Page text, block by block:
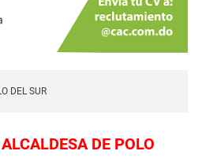
DEL SUR
DE POLO